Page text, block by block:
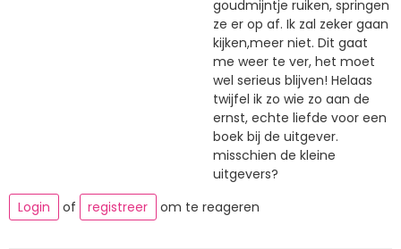
goudmijntje ruiken, springen
ze er op af. Ik zal zeker gaan
kijken,meer niet. Dit gaat
me weer te ver, het moet
wel serieus blijven! Helaas
twijfel ik zo wie zo aan de
ernst, echte liefde voor een
boek bij de uitgever.
misschien de kleine
uitgevers?
Login
of registreer om te reageren